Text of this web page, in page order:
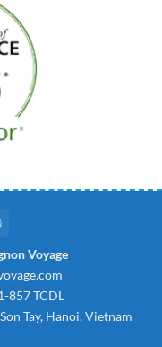
Voyage
857 TCDL
Tay, Hanoi, Vietnam